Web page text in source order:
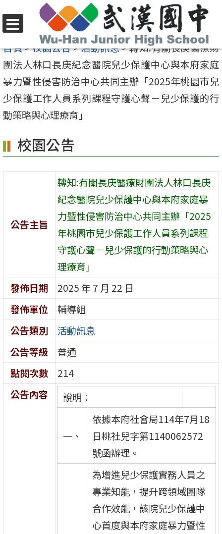
至
要
內
容
區
選
單
首頁>校園公告>活動訊息>轉知:有關長庚醫療財
團法人林口長庚紀念醫院兒少保護中心與本府家庭
暴力暨性侵害防治中心共同主辦「2025年桃園市兒
少保護工作人員系列課程守護心聲－兒少保護的行
動策略與心理療育」
校園公告
公告主旨
轉知:有關長庚醫療財團法人林口長庚
紀念醫院兒少保護中心與本府家庭暴
力暨性侵害防治中心共同主辦「2025
年桃園市兒少保護工作人員系列課程
守護心聲－兒少保護的行動策略與心
理療育」
發佈日期
2025 年 7 月 22 日
發佈單位
輔導組
公告類別
活動訊息
公告等級
普通
點閱次數
214
公告內容
說明：
一、
依據本府社會局114年7月18
日桃社兒字第1140062572
號函辦理。
為增進兒少保護實務人員之
專業知能，提升跨領域團隊
合作效能，該院兒少保護中
心首度與本府家庭暴力暨性